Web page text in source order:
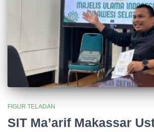
FIGUR TELADAN
SIT Ma’arif Makassar